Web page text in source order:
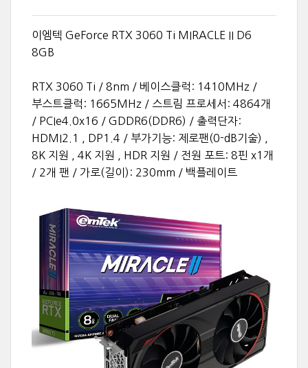
이엠텍 GeForce RTX 3060 Ti MIRACLE II D6
8GB
RTX 3060 Ti / 8nm / 베이스클럭: 1410MHz /
부스트클럭: 1665MHz / 스트림 프로세서: 4864개
/ PCIe4.0x16 / GDDR6(DDR6) / 출력단자:
HDMI2.1 , DP1.4 / 부가기능: 제로팬(0-dB기술) ,
8K 지원 , 4K 지원 , HDR 지원 / 전원 포트: 8핀 x1개
/ 2개 팬 / 가로(길이): 230mm / 백플레이트